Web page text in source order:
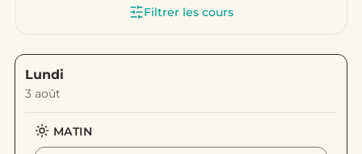
Filtrer les cours
Lundi
3 août
MATIN